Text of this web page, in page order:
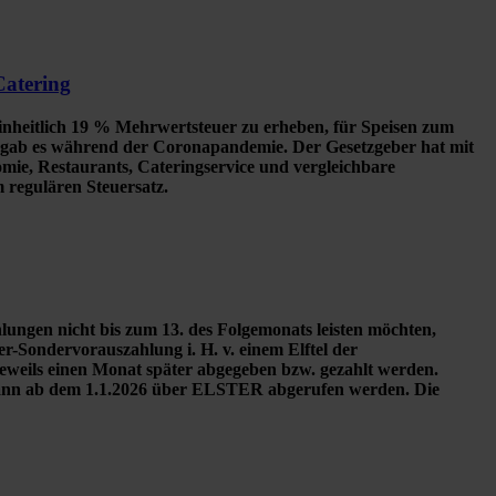
19 % Mehrwertsteuer zu erheben, für Speisen zum
es während der Coronapandemie. Der Gesetzgeber hat mit
Restaurants, Cateringservice und vergleichbare
regulären Steuersatz.
nicht bis zum 13. des Folgemonats leisten möchten,
Sondervorauszahlung i. H. v. einem Elftel der
einen Monat später abgegeben bzw. gezahlt werden.
ab dem 1.1.2026 über ELSTER abgerufen werden. Die